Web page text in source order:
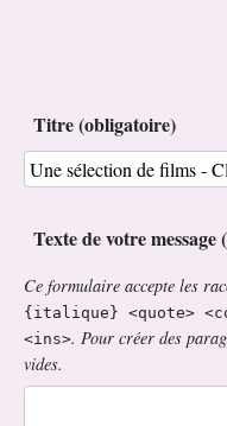
Titre (obligatoire)
Texte de votre
Ce formulaire accepte les
{italique} <quote>
<ins>. Pour créer des
vides.